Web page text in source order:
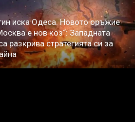
иска Одеса. Новото оръжие
е нов коз“: Западната
разкрива стратегията си за